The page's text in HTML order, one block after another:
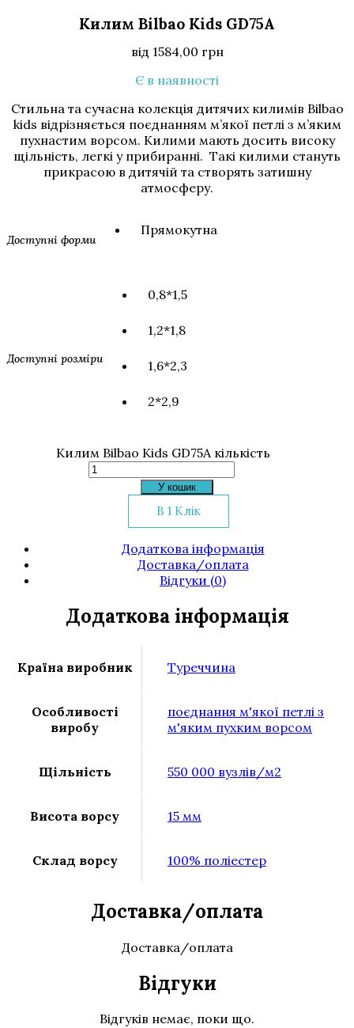
Килим Bilbao Kids GD75A
від 1584,00 грн
Є в наявності
Стильна та сучасна колекція дитячих килимів Bilbao
kids відрізняється поєднанням м’якої петлі з м’яким
пухнастим ворсом. Килими мають досить високу
щільність, легкі у прибиранні. Такі килими стануть
прикрасою в дитячій та створять затишну
атмосферу.
Доступні форми
Прямокутна
Доступні розміри
0,8*1,5
1,2*1,8
1,6*2,3
2*2,9
Килим Bilbao Kids GD75A кількість
У кошик
В 1 Клік
Додаткова інформація
Доставка/оплата
Відгуки (0)
Додаткова інформація
Країна виробник Туреччина
Особливості
виробу
поєднання м'якої петлі з
м'яким пухким ворсом
Щільність 550 000 вузлів/м2
Висота ворсу 15 мм
Склад ворсу 100% поліестер
Доставка/оплата
Доставка/оплата
Відгуки
Відгуків немає, поки що.